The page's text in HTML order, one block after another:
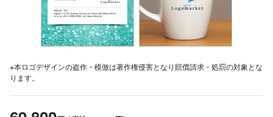
※本ロゴデザインの盗作・模倣は著作権侵害となり賠償請求・処罰の対象とな
ります。